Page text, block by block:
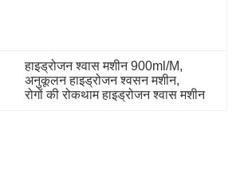
हाइड्रोजन श्वास मशीन 900ml/M,
अनुकूलन हाइड्रोजन श्वसन मशीन,
रोगों की रोकथाम हाइड्रोजन श्वास मशीन